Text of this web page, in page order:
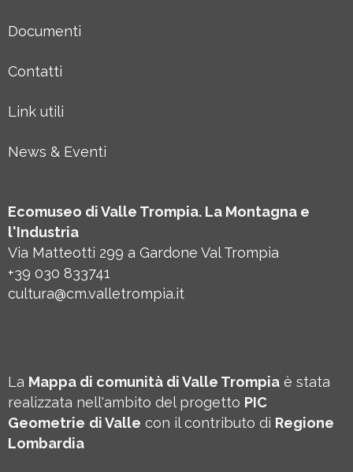
Documenti
Contatti
Link utili
News & Eventi
Ecomuseo di Valle Trompia. La Montagna e
l'Industria
Via Matteotti 299 a Gardone Val Trompia
+39 030 833741
cultura@cm.valletrompia.it
La Mappa di comunità di Valle Trompia è stata
realizzata nell'ambito del progetto PIC
Geometrie di Valle con il contributo di Regione
Lombardia